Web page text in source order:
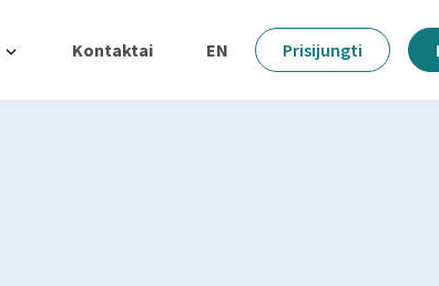
Kontaktai EN Prisijungti